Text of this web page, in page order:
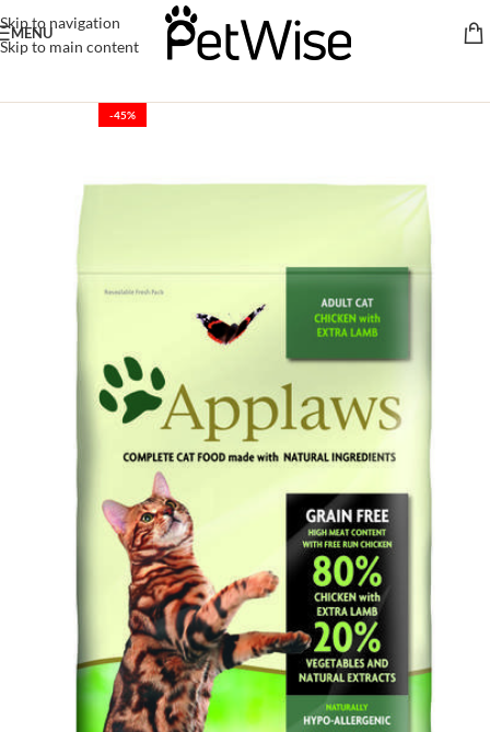
Skip to navigation
Skip to main content
MENU
-45%